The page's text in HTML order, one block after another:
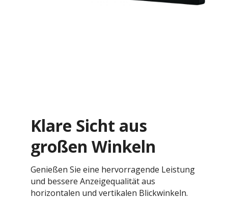
Klare Sicht aus
großen Winkeln
Genießen Sie eine hervorragende Leistung
und bessere Anzeigequalität aus
horizontalen und vertikalen Blickwinkeln.